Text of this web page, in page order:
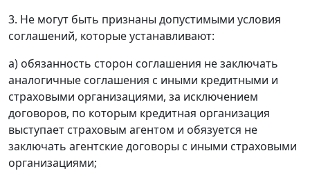
3. Не могут быть признаны допустимыми условия
соглашений, которые устанавливают:
а) обязанность сторон соглашения не заключать
аналогичные соглашения с иными кредитными и
страховыми организациями, за исключением
договоров, по которым кредитная организация
выступает страховым агентом и обязуется не
заключать агентские договоры с иными страховыми
организациями;